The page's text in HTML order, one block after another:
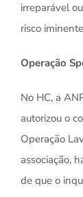
irreparável
risco
Operação
No HC, a
autorizou o
Operação
associação,
de que o